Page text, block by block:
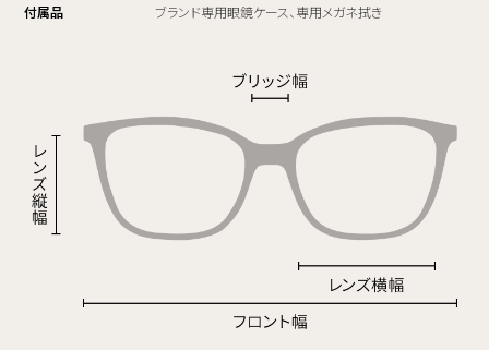
付属品
ブランド専用眼鏡ケース、専用メガネ拭き